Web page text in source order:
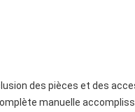
des pièces et des
manuelle